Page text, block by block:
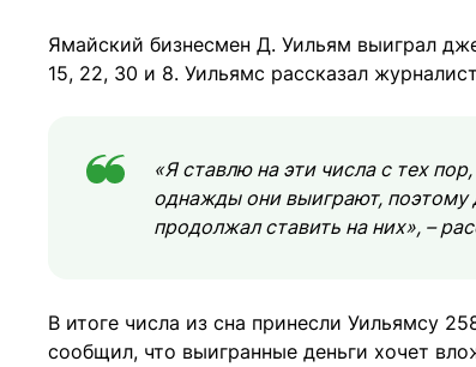
Ямайский бизнесмен Д. Уильям выиграл
15, 22, 30 и 8. Уильямс рассказал
«Я ставлю на эти числа с тех
однажды они выиграют, поэтому
продолжал ставить на них», –
В итоге числа из сна принесли Уильямсу
сообщил, что выигранные деньги хочет